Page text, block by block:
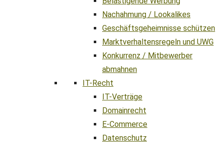
Nachahmung / Lookalikes
Geschäftsgeheimnisse schützen
Marktverhaltensregeln und UWG
Konkurrenz / Mitbewerber
abmahnen
IT-Recht
IT-Verträge
Domainrecht
E-Commerce
Datenschutz